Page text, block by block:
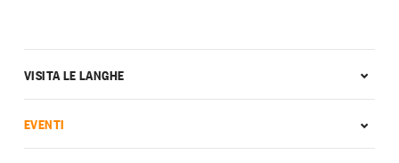
VISITA LE LANGHE
EVENTI